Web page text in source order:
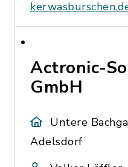
Actronic-
GmbH
Untere
Adelsdorf